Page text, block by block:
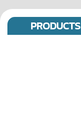
PRODUCTS